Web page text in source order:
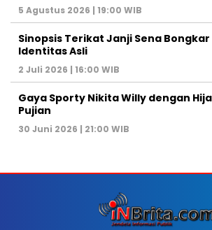
5 Agustus 2026 | 19:00 WIB
Sinopsis Terikat Janji Sena Bongkar
Identitas Asli
2 Juli 2026 | 16:00 WIB
Gaya Sporty Nikita Willy dengan
Pujian
30 Juni 2026 | 21:00 WIB